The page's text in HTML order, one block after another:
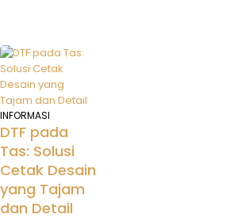
INFORMASI
DTF pada
Tas: Solusi
Cetak Desain
yang Tajam
dan Detail